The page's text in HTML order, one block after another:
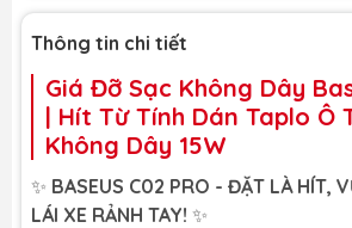
bao gồm
Miếng kim loại x1
Miếng cồn x1
Cáp sạc x1
Kích thước 212 x 60 x 15 (mm)
Thông tin chi tiết
Giá Đỡ Sạc Không Dây
| Hít Từ Tính Dán Taplo Ô
Không Dây 15W
✨ BASEUS C02 PRO - ĐẶT LÀ HÍT,
LÁI XE RẢNH TAY! ✨